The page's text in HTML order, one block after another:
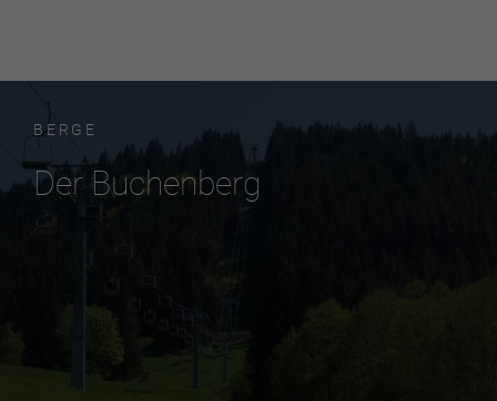
BERGE
Der Buchenberg